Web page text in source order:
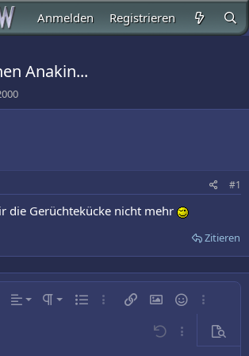
Anmelden Registrieren
Anakin...
#1
die Gerüchtekücke nicht mehr
Zitieren
Ausrichtung
Linksbündig
Absatzformatierung
Normal Ungeordnete Liste
Weitere…Link einfügen
Bild einfügen
SmileysWeitere…
Rückgängig
Weitere…